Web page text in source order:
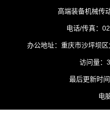
高端装备机械传
电话/传真：
办公地址：重庆市沙坪坝
访问量：
最后更新时间
电